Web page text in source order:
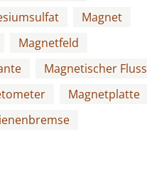
Magnet
Magnetfeld
Magnetischer Fluss
Magnetplatte